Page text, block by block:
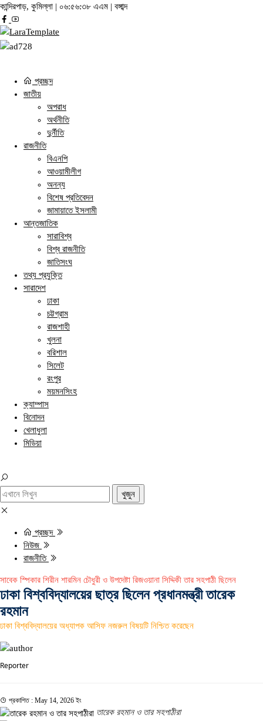
কান্দিরপাড়, কুমিল্লা | ০৬:৫৬:৩৮ এএম | বঙ্গাব্দ
প্রচ্ছদ
জাতীয়
অপরাধ
অর্থনীতি
দুর্নীতি
রাজনীতি
বিএনপি
আওয়ামীলীগ
অনন্য
বিশেষ প্রতিবেদন
জামায়াতে ইসলামী
আন্তজাতিক
সারাবিশ্ব
বিশ্ব রাজনীতি
জাতিসংঘ
তথ্য প্রযুক্তি
সারাদেশ
ঢাকা
চট্টগ্রাম
রাজশাহী
খুলনা
বরিশাল
সিলেট
রংপুর
ময়মনসিংহ
ক্যাম্পাস
বিনোদন
খেলাধুলা
মিডিয়া
প্রচ্ছদ
নিউজ
রাজনীতি
সাবেক স্পিকার শিরীন শারমিন চৌধুরী ও উপদেষ্টা রিজওয়ানা সিদ্দিকী তার সহপাঠী ছিলেন
ঢাকা বিশ্ববিদ্যালয়ের ছাত্র ছিলেন প্রধানমন্ত্রী তারেক
রহমান
ঢাকা বিশ্ববিদ্যালয়ের অধ্যাপক আসিফ নজরুল বিষয়টি নিশ্চিত করেছেন
Reporter
প্রকাশিত : May 14, 2026 ইং
তারেক রহমান ও তার সহপাঠীরা